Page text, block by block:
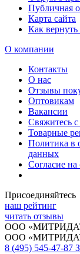
Публичная
Карта сайта
Как вернуть
О компании
Контакты
О нас
Отзывы
Оптовикам
Вакансии
Свяжитесь
Товарные
Политика в
данных
Согласие
Присоединяйтесь
наш рейтинг
читать отзывы
ООО
ООО
8 (495) 545-47-87